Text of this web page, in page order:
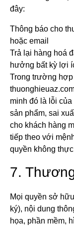
đây:
Thông báo cho
hoặc email
Trả lại hàng hoá
hưởng bất kỳ lợi
Trong trường
minh đó là lỗi
sản phẩm, sai
cho khách hàng
tiếp theo với
quyền không
7.
Mọi quyền sở
ký), nội dung
họa, phần mềm,